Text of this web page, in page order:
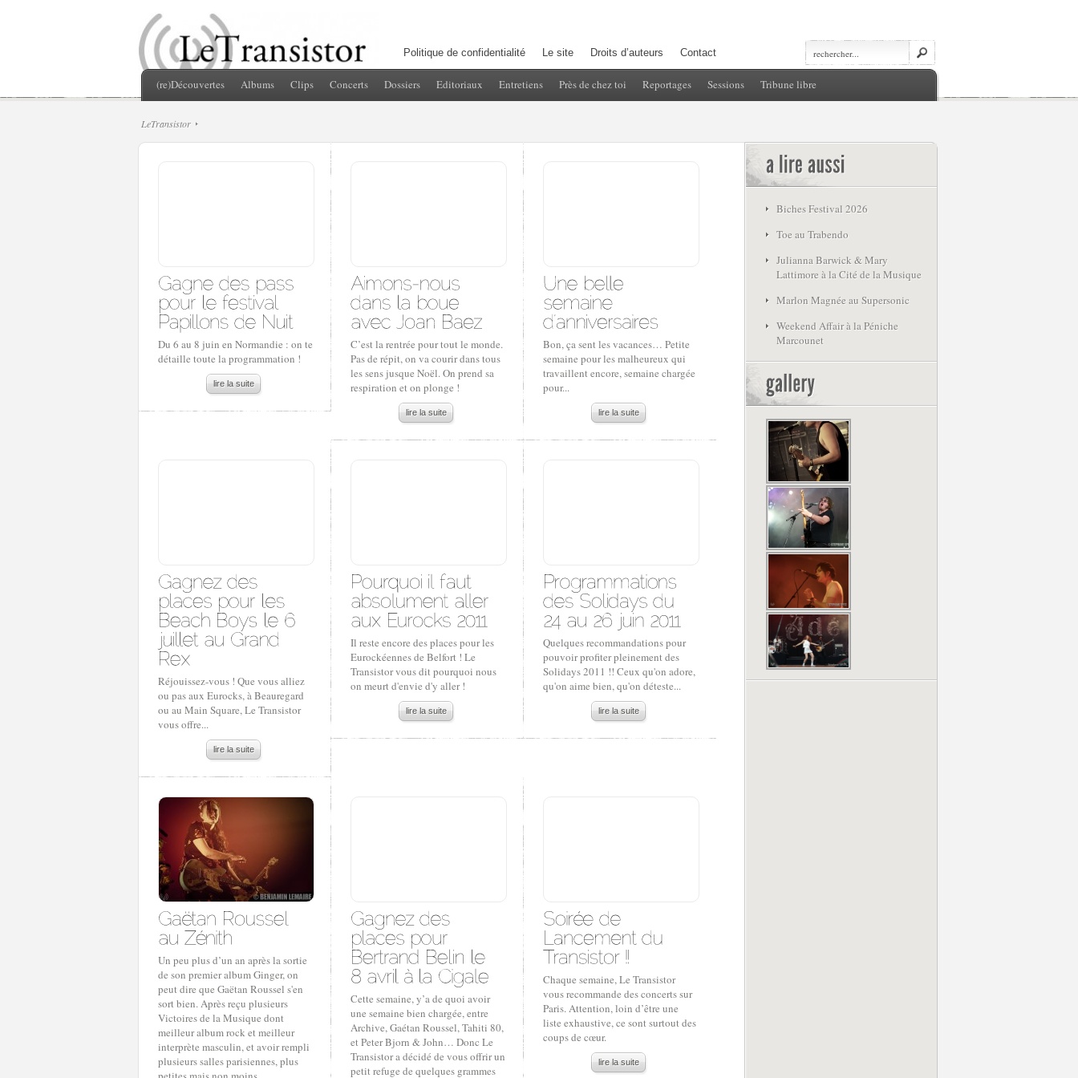
Politique de confidentialité Le site Droits d’auteurs Contact
(re)Découvertes Albums Clips Concerts Dossiers Editoriaux Entretiens Près de chez toi Reportages Sessions Tribune libre
LeTransistor
Du 6 au 8 juin en Normandie : on te
détaille toute la programmation !
lire la suite
C’est la rentrée pour tout le monde.
Pas de répit, on va courir dans tous
les sens jusque Noël. On prend sa
respiration et on plonge !
lire la suite
Bon, ça sent les vacances… Petite
semaine pour les malheureux qui
travaillent encore, semaine chargée
pour...
lire la suite
Réjouissez-vous ! Que vous alliez
ou pas aux Eurocks, à Beauregard
ou au Main Square, Le Transistor
vous offre...
lire la suite
Il reste encore des places pour les
Eurockéennes de Belfort ! Le
Transistor vous dit pourquoi nous
on meurt d'envie d'y aller !
lire la suite
Quelques recommandations pour
pouvoir profiter pleinement des
Solidays 2011 !! Ceux qu'on adore,
qu'on aime bien, qu'on déteste...
lire la suite
Un peu plus d’un an après la sortie
de son premier album Ginger, on
peut dire que Gaëtan Roussel s'en
sort bien. Après reçu plusieurs
Victoires de la Musique dont
meilleur album rock et meilleur
interprète masculin, et avoir rempli
plusieurs salles parisiennes, plus
Cette semaine, y’a de quoi avoir
une semaine bien chargée, entre
Archive, Gaétan Roussel, Tahiti 80,
et Peter Bjorn & John… Donc Le
Transistor a décidé de vous offrir un
petit refuge de quelques grammes
Chaque semaine, Le Transistor
vous recommande des concerts sur
Paris. Attention, loin d’être une
liste exhaustive, ce sont surtout des
coups de cœur.
lire la suite
Biches Festival 2026
Toe au Trabendo
Julianna Barwick & Mary
Lattimore à la Cité de la Musique
Marlon Magnée au Supersonic
Weekend Affair à la Péniche
Marcounet